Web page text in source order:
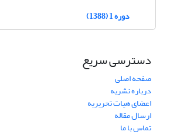
دوره 1 (1388)
دسترسی سریع
صفحه اصلی
درباره نشریه
اعضای هیات تحریریه
ارسال مقاله
تماس با ما